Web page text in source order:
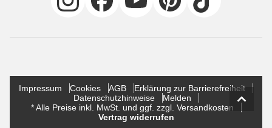
Impressum Cookies AGB
Erklärung zur Barrierefreiheit
Datenschutzhinweise
Melden
* Alle Preise inkl. MwSt. und ggf. zzgl. Versandkosten
Vertrag widerrufen